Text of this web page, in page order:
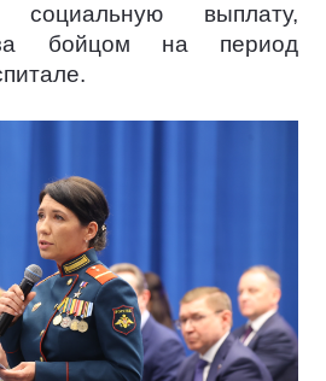
выплату,
бойцом на период